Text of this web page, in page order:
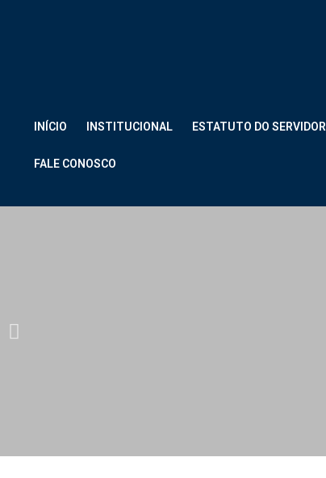
INÍCIO INSTITUCIONAL ESTATUTO DO SERVIDOR
FALE CONOSCO